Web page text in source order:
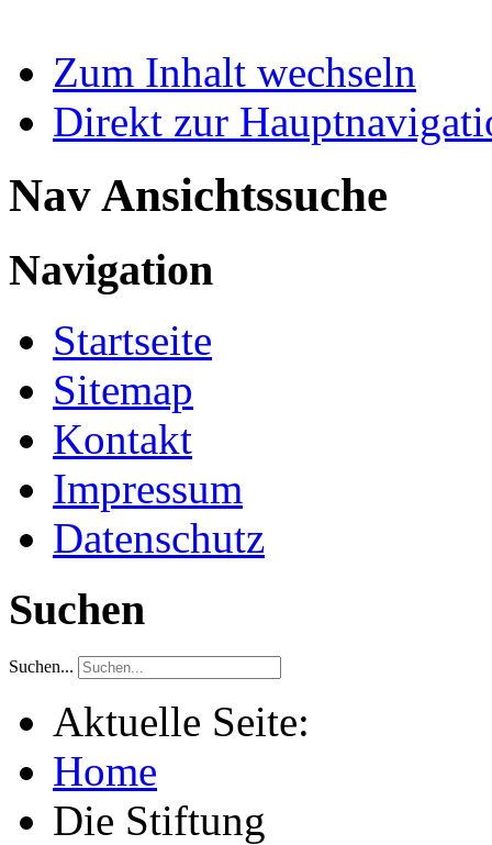
Zum Inhalt wechseln
Direkt zur
Nav Ansichtssuche
Navigation
Startseite
Sitemap
Kontakt
Impressum
Datenschutz
Suchen
Suchen...
Aktuelle Seite:
Home
Die Stiftung